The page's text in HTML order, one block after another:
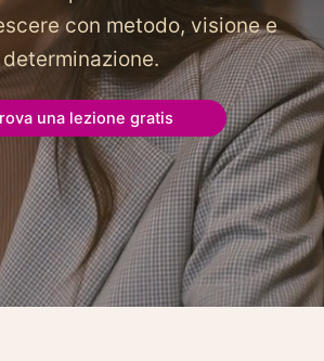
con metodo, visione e
determinazione.
una lezione gratis